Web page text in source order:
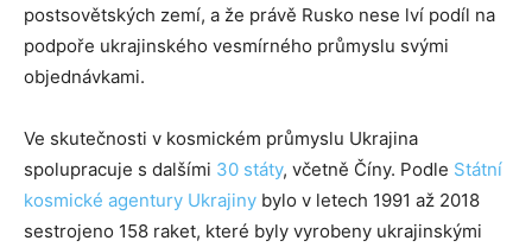
postsovětských zemí, a že právě Rusko nese lví podíl na
podpoře ukrajinského vesmírného průmyslu svými
objednávkami.
Ve skutečnosti v kosmickém průmyslu Ukrajina
spolupracuje s dalšími 30 státy, včetně Číny. Podle Státní
kosmické agentury Ukrajiny bylo v letech 1991 až 2018
sestrojeno 158 raket, které byly vyrobeny ukrajinskými